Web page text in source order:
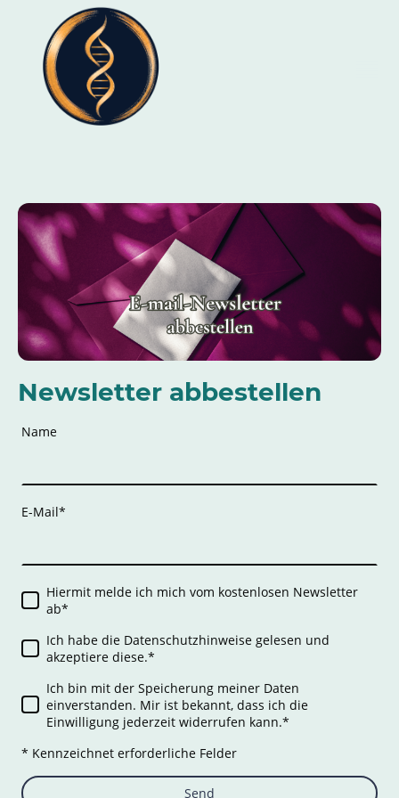
Name
E-Mail*
Hiermit melde ich mich vom kostenlosen Newsletter
ab*
Ich habe die Datenschutzhinweise gelesen und
akzeptiere diese.*
Ich bin mit der Speicherung meiner Daten
einverstanden. Mir ist bekannt, dass ich die
Einwilligung jederzeit widerrufen kann.*
* Kennzeichnet erforderliche Felder
Send
Newsletter abbestellen